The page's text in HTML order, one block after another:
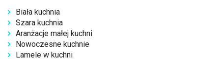
Biała kuchnia
Szara kuchnia
Aranżacje małej kuchni
Nowoczesne kuchnie
Lamele w kuchni